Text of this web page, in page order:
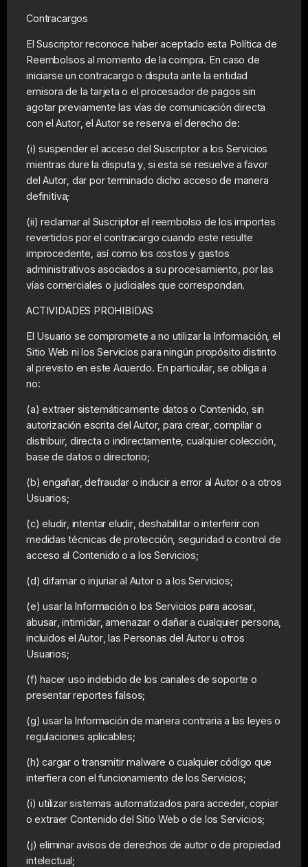
Contracargos
El Suscriptor reconoce haber aceptado esta Política de
Reembolsos al momento de la compra. En caso de
iniciarse un contracargo o disputa ante la entidad
emisora de la tarjeta o el procesador de pagos sin
agotar previamente las vías de comunicación directa
con el Autor, el Autor se reserva el derecho de:
(i) suspender el acceso del Suscriptor a los Servicios
mientras dure la disputa y, si esta se resuelve a favor
del Autor, dar por terminado dicho acceso de manera
definitiva;
(ii) reclamar al Suscriptor el reembolso de los importes
revertidos por el contracargo cuando este resulte
improcedente, así como los costos y gastos
administrativos asociados a su procesamiento, por las
vías comerciales o judiciales que correspondan.
ACTIVIDADES PROHIBIDAS
El Usuario se compromete a no utilizar la Información, el
Sitio Web ni los Servicios para ningún propósito distinto
al previsto en este Acuerdo. En particular, se obliga a
no:
(a) extraer sistemáticamente datos o Contenido, sin
autorización escrita del Autor, para crear, compilar o
distribuir, directa o indirectamente, cualquier colección,
base de datos o directorio;
(b) engañar, defraudar o inducir a error al Autor o a otros
Usuarios;
(c) eludir, intentar eludir, deshabilitar o interferir con
medidas técnicas de protección, seguridad o control de
acceso al Contenido o a los Servicios;
(d) difamar o injuriar al Autor o a los Servicios;
(e) usar la Información o los Servicios para acosar,
abusar, intimidar, amenazar o dañar a cualquier persona,
incluidos el Autor, las Personas del Autor u otros
Usuarios;
(f) hacer uso indebido de los canales de soporte o
presentar reportes falsos;
(g) usar la Información de manera contraria a las leyes o
regulaciones aplicables;
(h) cargar o transmitir malware o cualquier código que
interfiera con el funcionamiento de los Servicios;
(i) utilizar sistemas automatizados para acceder, copiar
o extraer Contenido del Sitio Web o de los Servicios;
(j) eliminar avisos de derechos de autor o de propiedad
intelectual;